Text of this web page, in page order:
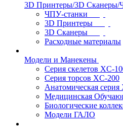
3D Принтеры/3D Сканеры/
ЧПУ-станки
3D Принтеры
3D Сканеры
Расходные материалы
Модели и Манекены
Серия скелетов XC-
Серия торсов XC-200
Анатомическая серия
Медицинская
Биологические
Модели ГАЛО